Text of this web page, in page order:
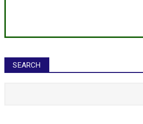
SEARCH